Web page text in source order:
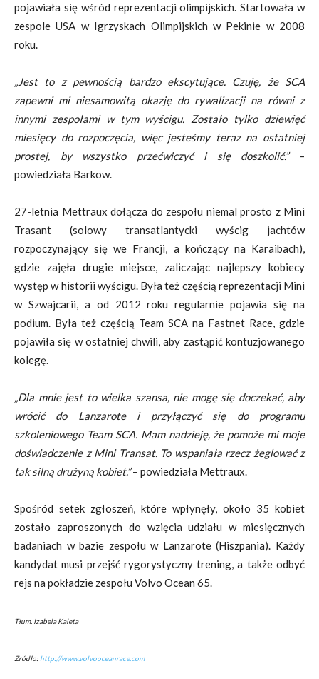
pojawiała się wśród reprezentacji olimpijskich. Startowała w
zespole USA w Igrzyskach Olimpijskich w Pekinie w 2008
roku.
„Jest to z pewnością bardzo ekscytujące. Czuję, że SCA
zapewni mi niesamowitą okazję do rywalizacji na równi z
innymi zespołami w tym wyścigu. Zostało tylko dziewięć
miesięcy do rozpoczęcia, więc jesteśmy teraz na ostatniej
prostej, by wszystko przećwiczyć i się doszkolić.”–
powiedziała Barkow.
27-letnia Mettraux dołącza do zespołu niemal prosto z Mini
Trasant (solowy transatlantycki wyścig jachtów
rozpoczynający się we Francji, a kończący na Karaibach),
gdzie zajęła drugie miejsce, zaliczając najlepszy kobiecy
występ w historii wyścigu. Była też częścią reprezentacji Mini
w Szwajcarii, a od 2012 roku regularnie pojawia się na
podium. Była też częścią Team SCA na Fastnet Race, gdzie
pojawiła się w ostatniej chwili, aby zastąpić kontuzjowanego
kolegę.
„Dla mnie jest to wielka szansa, nie mogę się doczekać, aby
wrócić do Lanzarote i przyłączyć się do programu
szkoleniowego Team SCA. Mam nadzieję, że pomoże mi moje
doświadczenie z Mini Transat. To wspaniała rzecz żeglować z
tak silną drużyną kobiet.”– powiedziała Mettraux.
Spośród setek zgłoszeń, które wpłynęły, około 35 kobiet
zostało zaproszonych do wzięcia udziału w miesięcznych
badaniach w bazie zespołu w Lanzarote (Hiszpania). Każdy
kandydat musi przejść rygorystyczny trening, a także odbyć
rejs na pokładzie zespołu Volvo Ocean 65.
Tłum. Izabela Kaleta
Źródło: http://www.volvooceanrace.com